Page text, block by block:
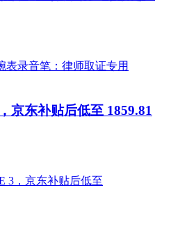
京东补贴后低至 1859.81